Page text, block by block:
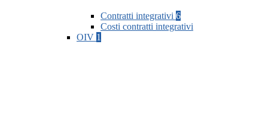
Contratti integrativi 6
Costi contratti integrativi
OIV 1